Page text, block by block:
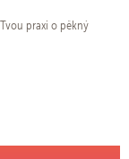
praxi o pěkný